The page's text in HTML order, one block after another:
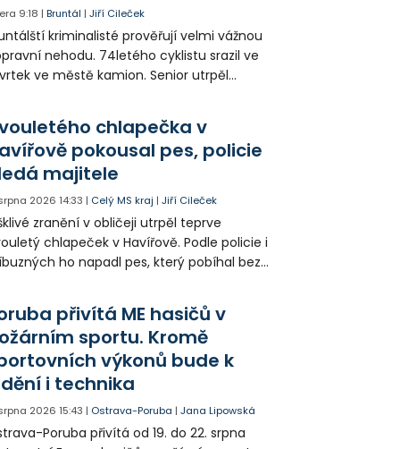
9:18 |Bruntál |Jiří Cileček
kriminalisté prověřují velmi vážnou
nehodu. 74letého cyklistu srazil ve
ve městě kamion. Senior utrpěl
případné svědky.chlapečka v
pokousal pes, policie
majitele
2026 14:33 | Celý MS kraj |Jiří Cileček
zranění v obličeji utrpěl teprve
chlapeček v Havířově. Podle policie i
ho napadl pes, který pobíhal bez
Případem už se zabývá policie, která
psa hledá.
přivítá ME hasičů v
sportu. Kromě
výkonů bude k
i technika
2026 15:43 | Ostrava-Poruba |Jana Lipowská
Poruba přivítá od 19. do 22. srpna